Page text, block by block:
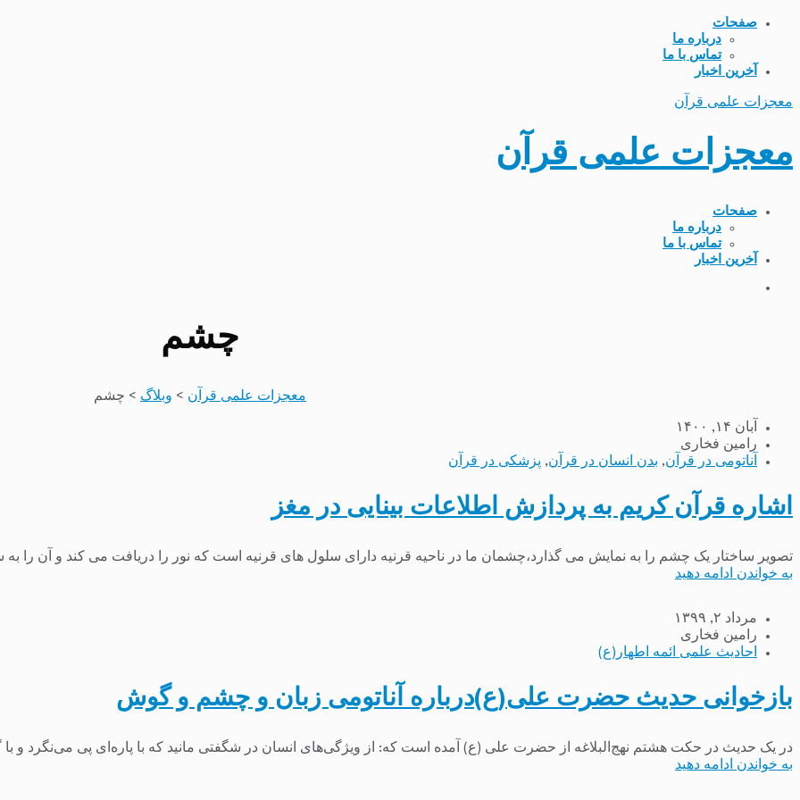
صفحات
درباره ما
تماس با ما
آخرین اخبار
معجزات علمی قرآن
معجزات علمی قرآن
صفحات
درباره ما
تماس با ما
آخرین اخبار
چشم
معجزات علمی قرآن > وبلاگ > چشم
آبان ۱۴, ۱۴۰۰
رامین فخاری
آناتومی در قرآن, بدن انسان در قرآن, پزشکی در قرآن
اشاره قرآن کریم به پردازش اطلاعات بینایی در مغز
تصویر ساختار یک چشم را به نمایش می گذارد،چشمان ما در ناحیه قرنیه دارای سلول های قرنیه است که نور را دریافت می کند و آن را به
به خواندن ادامه دهید
مرداد ۲, ۱۳۹۹
رامین فخاری
احادیث علمی ائمه اطهار(ع)
بازخوانی حدیث حضرت علی(ع)درباره آناتومی زبان و چشم و گوش
در یک حدیث در حکت هشتم نهج‌البلاغه از حضرت علی (ع) آمده است که: از ویژگی‌های انسان در شگفتی مانید که با پاره‌ای پی می‌نگرد
به خواندن ادامه دهید